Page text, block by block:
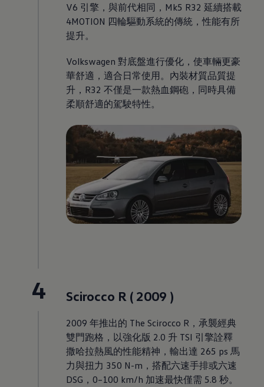
V6 引擎，與前代相同，Mk5 R32 延續搭載
4MOTION 四輪驅動系統的傳統，性能有所
提升。
Volkswagen 對底盤進行優化，使車輛更豪
華舒適，適合日常使用。內裝材質品質提
升，R32 不僅是一款熱血鋼砲，同時具備
柔順舒適的駕駛特性。
4 Scirocco R ( 2009 )
2009 年推出的 The Scirocco R，承襲經典
雙門跑格，以強化版 2.0 升 TSI 引擎詮釋
撒哈拉熱風的性能精神，輸出達 265 ps 馬
力與扭力 350 N-m，搭配六速手排或六速
DSG，0–100 km/h 加速最快僅需 5.8 秒。